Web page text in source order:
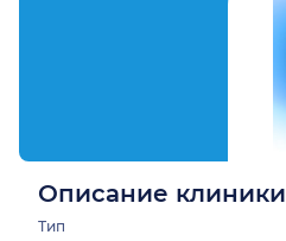
Описание клиники
Тип